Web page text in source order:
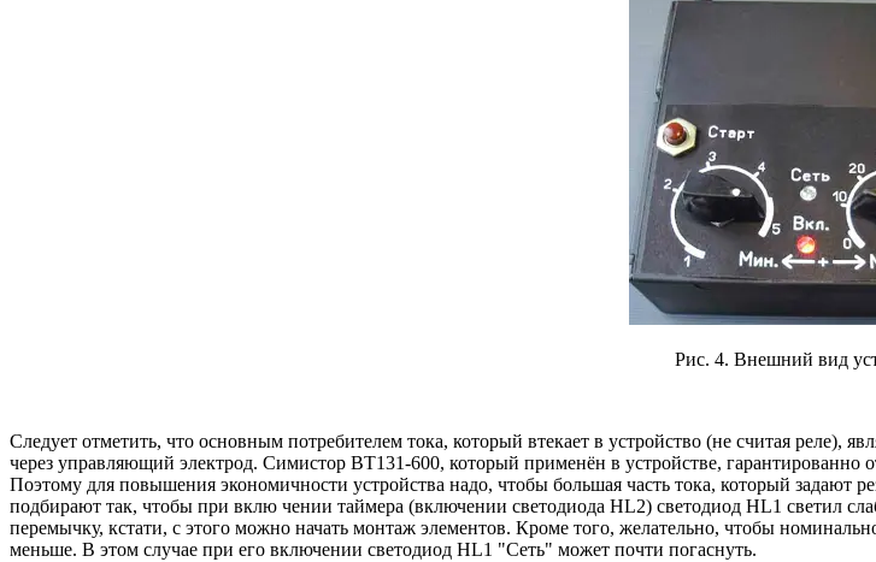
Рис. 4. Внешний вид
Следует отметить, что основным потребителем тока, который втекает в устройство (не считая реле),
через управляющий электрод. Симистор BT131-600, который применён в устройстве,
Поэтому для повышения экономичности устройства надо, чтобы большая часть тока, который задают
подбирают так, чтобы при вклю чении таймера (включении светодиода HL2) светодиод HL1 светил
перемычку, кстати, с этого можно начать монтаж элементов. Кроме того, желательно, чтобы
меньше. В этом случае при его включении светодиод HL1 "Сеть" может почти погаснуть.